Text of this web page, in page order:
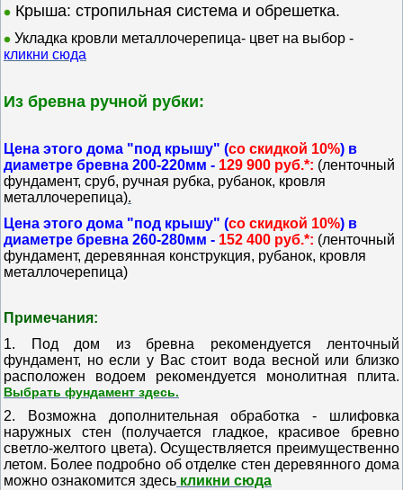
Крыша: стропильная система и обрешетка.
Укладка кровли металлочерепица- цвет на выбор -
кликни сюда
Из бревна ручной рубки:
Цена этого дома "под крышу" (со скидкой 10%) в
диаметре бревна 200-220мм - 129 900 руб.*: (ленточный
фундамент, сруб, ручная рубка, рубанок, кровля
металлочерепица).
Цена этого дома "под крышу" (со скидкой 10%) в
диаметре бревна 260-280мм - 152 400 руб.*: (ленточный
фундамент, деревянная конструкция, рубанок, кровля
металлочерепица)
Примечания:
1. Под дом из бревна рекомендуется ленточный
фундамент, но если у Вас стоит вода весной или близко
расположен водоем рекомендуется монолитная плита.
Выбрать фундамент здесь.
2. Возможна дополнительная обработка - шлифовка
наружных стен (получается гладкое, красивое бревно
светло-желтого цвета). Осуществляется преимущественно
летом. Более подробно об отделке стен деревянного дома
можно ознакомится здесь кликни сюда